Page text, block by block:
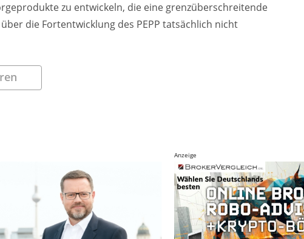
zu entwickeln, die eine grenzüberschreitende
die Fortentwicklung des PEPP tatsächlich nicht
Anzeige